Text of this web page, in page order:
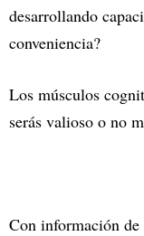
desarrollando
conveniencia?
Los músculos
serás valioso o no
Con información de